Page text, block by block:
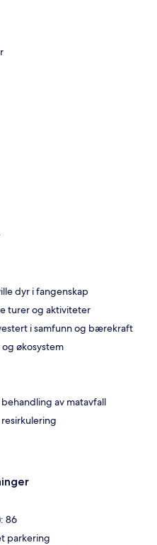
dyr i fangenskap
turer og aktiviteter
i samfunn og bærekraft
økosystem
av matavfall
86
parkering